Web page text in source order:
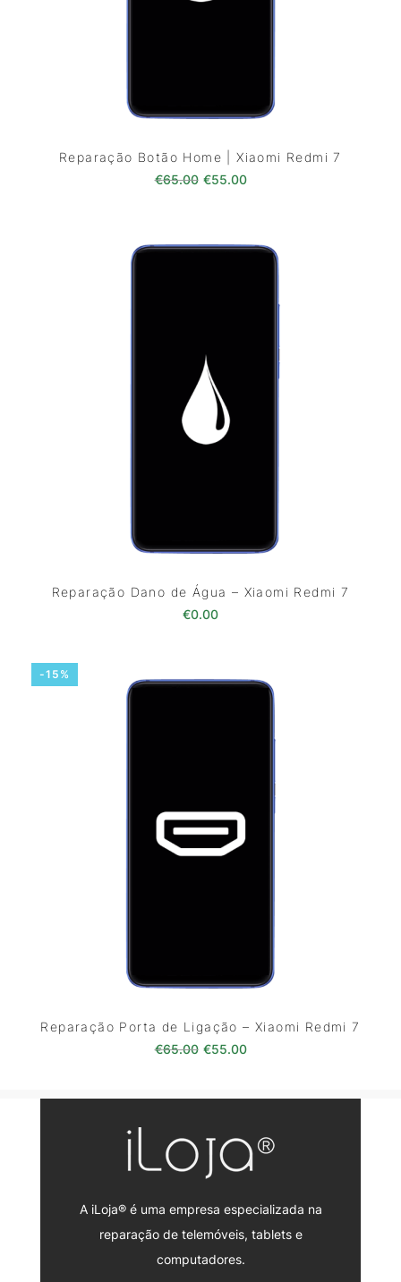
Reparação Botão Home | Xiaomi Redmi 7
€65.00 O preço original era: €65.00.
€55.00O preço atual é:
Reparação Dano de Água – Xiaomi Redmi 7
€0.00
-15%
Reparação Porta de Ligação – Xiaomi Redmi 7
€65.00 O preço original era: €65.00.
€55.00O preço atual é:
A iLoja® é uma empresa especializada na
reparação de telemóveis, tablets e
computadores.